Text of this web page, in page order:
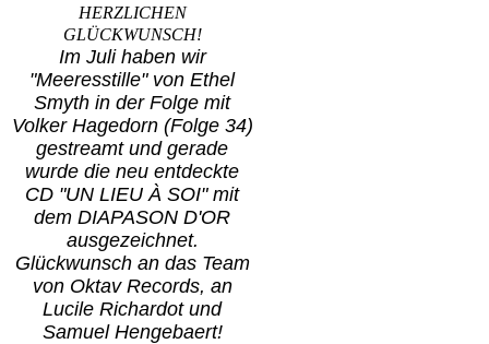
HERZLICHEN
GLÜCKWUNSCH!
Im Juli haben wir
"Meeresstille" von Ethel
Smyth in der Folge mit
Volker Hagedorn (Folge 34)
gestreamt und gerade
wurde die neu entdeckte
CD "UN LIEU À SOI" mit
dem DIAPASON D'OR
ausgezeichnet.
Glückwunsch an das Team
von Oktav Records, an
Lucile Richardot und
Samuel Hengebaert!